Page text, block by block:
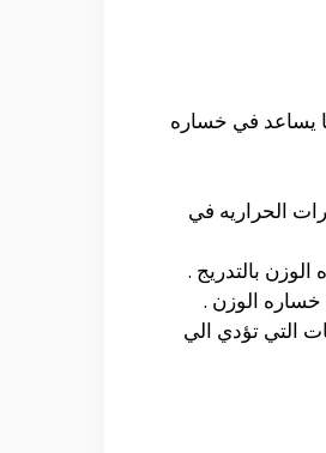
يساعد في خساره
الحراريه في
بالتدريج .
خساره الوزن .
التي تؤدي الي